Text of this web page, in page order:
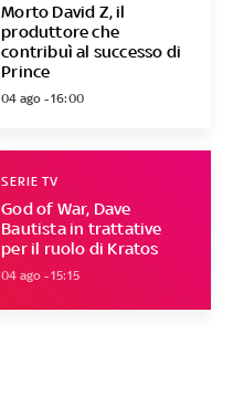
Morto David Z, il
produttore che
contribuì al successo di
Prince
04 ago - 16:00
God of War, Dave
Bautista in trattative
per il ruolo di Kratos
SERIE TV
04 ago - 15:15